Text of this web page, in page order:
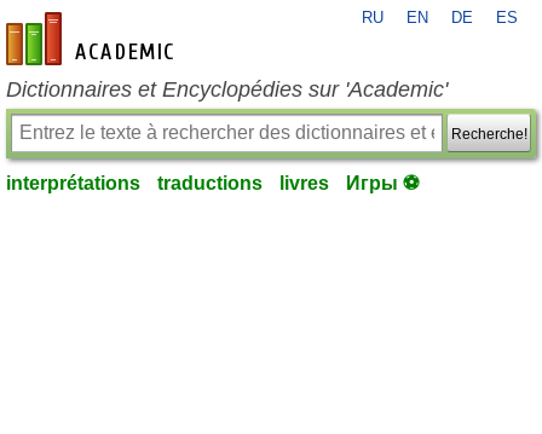
fr-academic.com
RU EN DE ES
Dictionnaires et Encyclopédies sur 'Academic'
Recherche!
interprétations traductions livres Игры ⚽